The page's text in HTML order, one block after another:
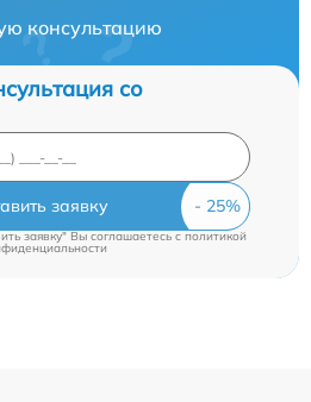
консультацию
со
заявку
заявку" Вы соглашаетесь c политикой